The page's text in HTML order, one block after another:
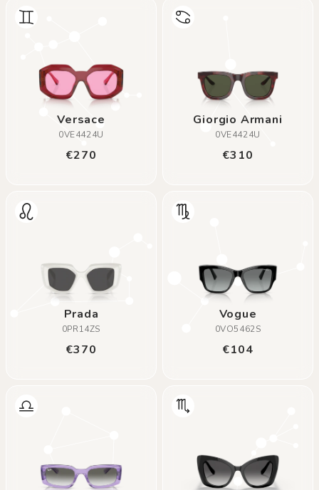
Versace
0VE4424U
€270
Giorgio Armani
0VE4424U
€310
Prada
0PR14ZS
€370
Vogue
0VO5462S
€104